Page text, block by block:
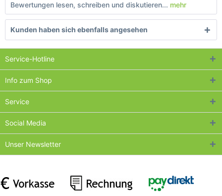
Bewertungen lesen, schreiben und diskutieren... mehr
Kunden haben sich ebenfalls angesehen
Service-Hotline
Info zum Shop
Service
Social Media
Unser Newsletter